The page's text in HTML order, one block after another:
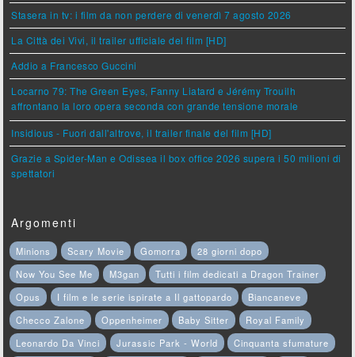
Stasera in tv: i film da non perdere di venerdì 7 agosto 2026
La Città dei Vivi, il trailer ufficiale del film [HD]
Addio a Francesco Guccini
Locarno 79: The Green Eyes, Fanny Liatard e Jérémy Trouilh
affrontano la loro opera seconda con grande tensione morale
Insidious - Fuori dall'altrove, il trailer finale del film [HD]
Grazie a Spider-Man e Odissea il box office 2026 supera i 50 milioni di
spettatori
Argomenti
Minions Scary Movie Gomorra
28 giorni dopo
Now You See Me
M3gan
Tutti i film dedicati a Dragon Trainer
Opus
I film e le serie ispirate a Il gattopardo
Biancaneve
Checco Zalone
Oppenheimer Baby Sitter
Royal Family
Leonardo Da Vinci
Jurassic Park - World
Cinquanta sfumature